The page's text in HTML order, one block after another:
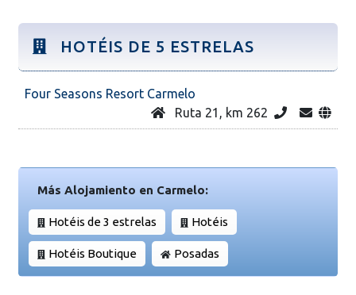
HOTÉIS DE 5 ESTRELAS
Four Seasons Resort Carmelo
Ruta 21, km 262
Más Alojamiento en Carmelo:
Hotéis de 3 estrelas Hotéis
Hotéis Boutique Posadas